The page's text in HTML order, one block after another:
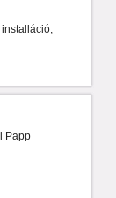
Papp